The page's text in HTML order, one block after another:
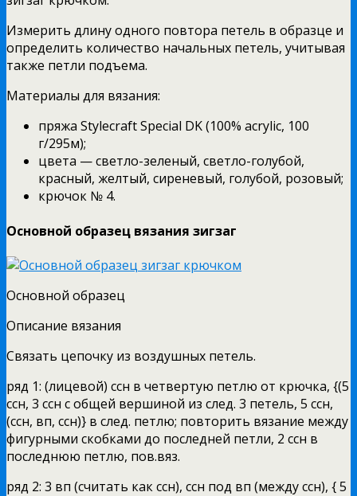
Измерить длину одного повтора петель в образце и
определить количество начальных петель, учитывая
также петли подъема.
Материалы для вязания:
пряжа Stylecraft Special DK (100% acrylic, 100
г/295м);
цвета — светло-зеленый, светло-голубой,
красный, желтый, сиреневый, голубой, розовый;
крючок № 4.
Основной образец вязания зигзаг
Основной образец
Описание вязания
Связать цепочку из воздушных петель.
ряд 1: (лицевой) ссн в четвертую петлю от крючка, {(5
ссн, 3 ссн с общей вершиной из след. 3 петель, 5 ссн,
(ссн, вп, ссн)} в след. петлю; повторить вязание между
фигурными скобками до последней петли, 2 ссн в
последнюю петлю, пов.вяз.
ряд 2: 3 вп (считать как ссн), ссн под вп (между ссн), { 5